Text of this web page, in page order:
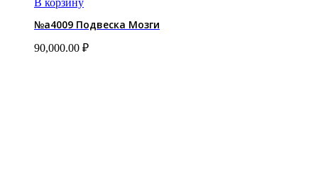
В корзину
№a4009 Подвеска Мозги
90,000.00 ₽